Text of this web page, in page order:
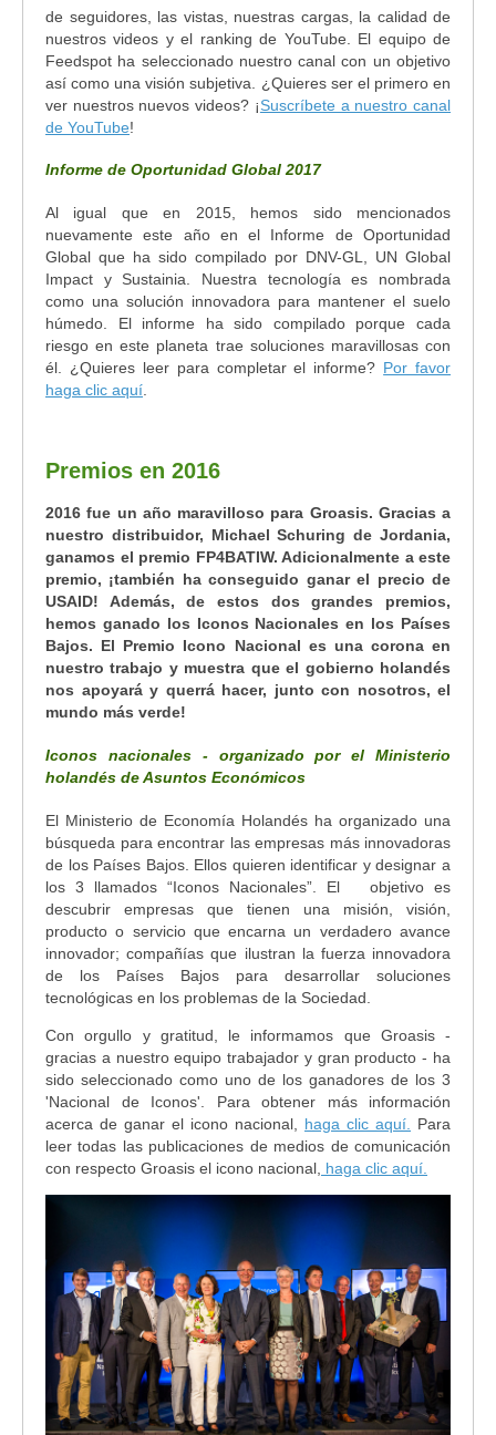
de seguidores, las vistas, nuestras cargas, la calidad de
nuestros videos y el ranking de YouTube. El equipo de
Feedspot ha seleccionado nuestro canal con un objetivo
así como una visión subjetiva. ¿Quieres ser el primero en
ver nuestros nuevos videos? ¡Suscríbete a nuestro canal
de YouTube!
Informe de Oportunidad Global 2017
Al igual que en 2015, hemos sido mencionados
nuevamente este año en el Informe de Oportunidad
Global que ha sido compilado por DNV-GL, UN Global
Impact y Sustainia. Nuestra tecnología es nombrada
como una solución innovadora para mantener el suelo
húmedo. El informe ha sido compilado porque cada
riesgo en este planeta trae soluciones maravillosas con
él. ¿Quieres leer para completar el informe? Por favor
haga clic aquí
Premios en 2016
2016 fue un año maravilloso para Groasis. Gracias a
nuestro distribuidor, Michael Schuring de Jordania,
ganamos el premio FP4BATIW. Adicionalmente a este
premio, ¡también ha conseguido ganar el precio de
USAID! Además, de estos dos grandes premios,
hemos ganado los Iconos Nacionales en los Países
Bajos. El Premio Icono Nacional es una corona en
nuestro trabajo y muestra que el gobierno holandés
nos apoyará y querrá hacer, junto con nosotros, el
mundo más verde!
Iconos nacionales - organizado por el Ministerio
holandés de Asuntos Económicos
El Ministerio de Economía Holandés ha organizado una
búsqueda para encontrar las empresas más innovadoras
de los Países Bajos. Ellos quieren identificar y designar a
los 3 llamados “Iconos Nacionales”. El objetivo es
descubrir empresas que tienen una misión, visión,
producto o servicio que encarna un verdadero avance
innovador; compañías que ilustran la fuerza innovadora
de los Países Bajos para desarrollar soluciones
tecnológicas en los problemas de la Sociedad.
Con orgullo y gratitud, le informamos que Groasis -
gracias a nuestro equipo trabajador y gran producto - ha
sido seleccionado como uno de los ganadores de los 3
'Nacional de Iconos'. Para obtener más información
acerca de ganar el icono nacional, haga clic aquí.
Para
leer todas las publicaciones de medios de comunicación
con respecto Groasis el icono nacional, haga clic aquí.